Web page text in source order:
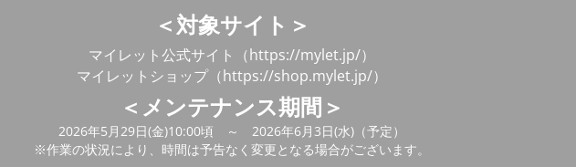
＜対象サイト＞
マイレット公式サイト（https://mylet.jp/）
マイレットショップ（https://shop.mylet.jp/）
＜メンテナンス期間＞
2026年5月29日(金)10:00頃 ～ 2026年6月3日(水)（予定）
※作業の状況により、時間は予告なく変更となる場合がございます。